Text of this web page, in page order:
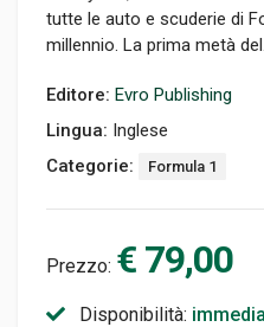
tutte le auto e scuderie di
millennio. La prima metà
Editore: Evro Publishing
Lingua: Inglese
Categorie:
Formula 1
Prezzo: € 79,00
Disponibilità: